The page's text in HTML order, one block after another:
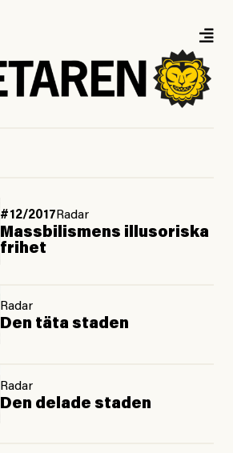
#12/2017 Radar
Massbilismens illusoriska
frihet
Radar
Den täta staden
Radar
Den delade staden